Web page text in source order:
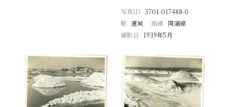
写真ID 3701-017488-0
駅 運城 路線 同蒲線
撮影日
1939年5月